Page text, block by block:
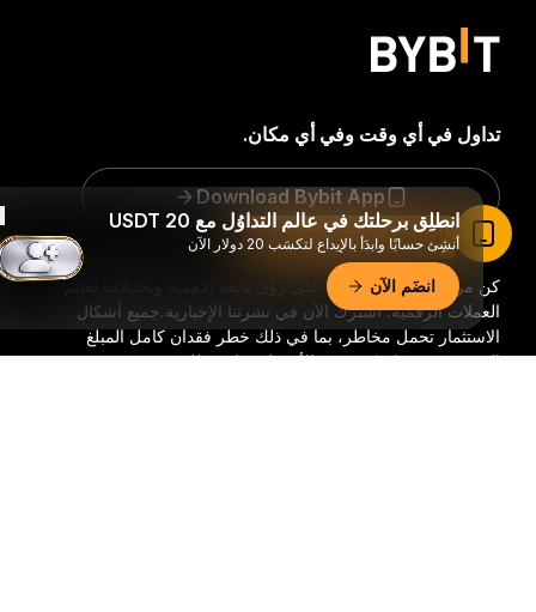
كن من السباقين للحصول على رؤًى بالغة الأهمية وتحليلات لعالم
العملات الرقمية: اشترك الآن في نشرتنا الإخبارية.جميع أشكال
الاستثمار تحمل مخاطر، بما في ذلك خطر فقدان كامل المبلغ
المستثمر. وقد لا تكون هذه الأنشطة مناسبة للجميع.
تداول في أي وقت وفي أي مكان.
Download Bybit App
انطلِق برحلتك في عالم التداوُل مع 20 USDT
أنشِئ حسابًا وابدَأ بالإيداع لتكسَب 20 دولار الآن
انضَم الآن
اقرأ المقال في تطبيق Bybit